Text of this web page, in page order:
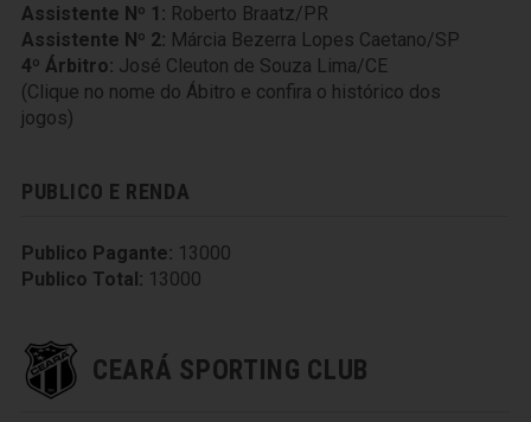
Assistente Nº 1: Roberto Braatz/PR
Assistente Nº 2: Márcia Bezerra Lopes Caetano/SP
4º Árbitro: José Cleuton de Souza Lima/CE
(Clique no nome do Ábitro e confira o histórico dos
jogos)
PUBLICO E RENDA
Publico Pagante: 13000
Publico Total: 13000
CEARÁ SPORTING CLUB